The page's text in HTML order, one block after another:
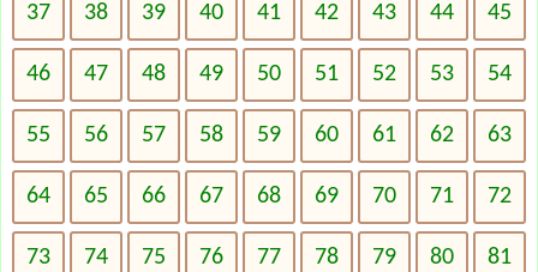
37 38 39 40 41 42 43 44 45
46 47 48 49 50 51 52 53 54
55 56 57 58 59 60 61 62 63
64 65 66 67 68 69 70 71 72
73 74 75 76 77 78 79 80 81